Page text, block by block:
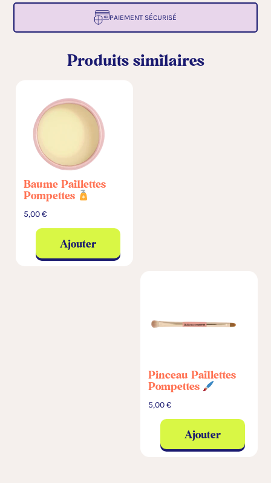
Amor
t
PAIEMENT SÉCURISÉ
Produits similaires
Baume Paillettes
Pompettes
5,00€
Ajouter
Pinceau Paillettes
Pompettes
5,00€
Ajouter